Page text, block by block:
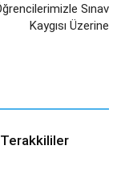
Sınav
Kaygısı Üzerine
Terakkililer